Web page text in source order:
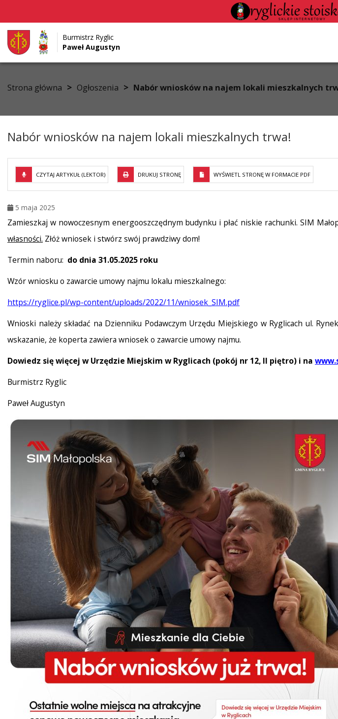
Przejdź do menu
Przejdź do głównej treści strony
Przejdź do stopki strony
Burmistrz Ryglic
Paweł Augustyn
Strona główna > Ogłoszenia > Nabór wniosków na najem lokali mieszkalnych
Nabór wniosków na najem lokali mieszkalnych trwa!
CZYTAJ ARTYKUŁ (LEKTOR) DRUKUJ STRONĘ WYŚWIETL STRONĘ W FORMACIE PDF
5 maja 2025
Zamieszkaj w nowoczesnym energooszczędnym budynku i płać niskie rachunki. SIM
własności. Złóż wniosek i stwórz swój prawdziwy dom!
Termin naboru: do dnia 31.05.2025 roku
Wzór wniosku o zawarcie umowy najmu lokalu mieszkalnego:
https://ryglice.pl/wp-content/uploads/2022/11/wniosek_SIM.pdf
Wnioski należy składać na Dzienniku Podawczym Urzędu Miejskiego w Ryglicach ul.
wskazanie, że koperta zawiera wniosek o zawarcie umowy najmu.
Dowiedz się więcej w Urzędzie Miejskim w Ryglicach (pokój nr 12, II piętro) i na
Burmistrz Ryglic
Paweł Augustyn